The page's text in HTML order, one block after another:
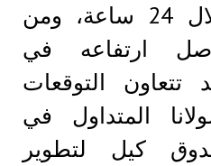
مع ارتفاع حاد خلال 24 ساعة، ومن
ارتفاعه في
تتعاون التوقعات
المتداول في
كيل لتطوير